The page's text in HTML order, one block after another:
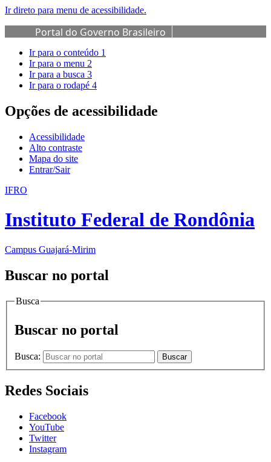
Ir direto para menu de acessibilidade.
Portal do Governo Brasileiro
Ir para o conteúdo 1
Ir para o menu 2
Ir para a busca 3
Ir para o rodapé 4
Opções de acessibilidade
Acessibilidade
Alto contraste
Mapa do site
Entrar/Sair
IFRO
Instituto Federal de Rondônia
Campus Guajará-Mirim
Buscar no portal
Busca
Buscar no portal
Busca: Buscar
Redes Sociais
Facebook
YouTube
Twitter
Instagram